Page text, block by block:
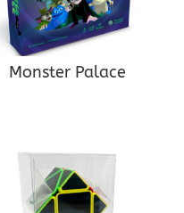
Monster Palace